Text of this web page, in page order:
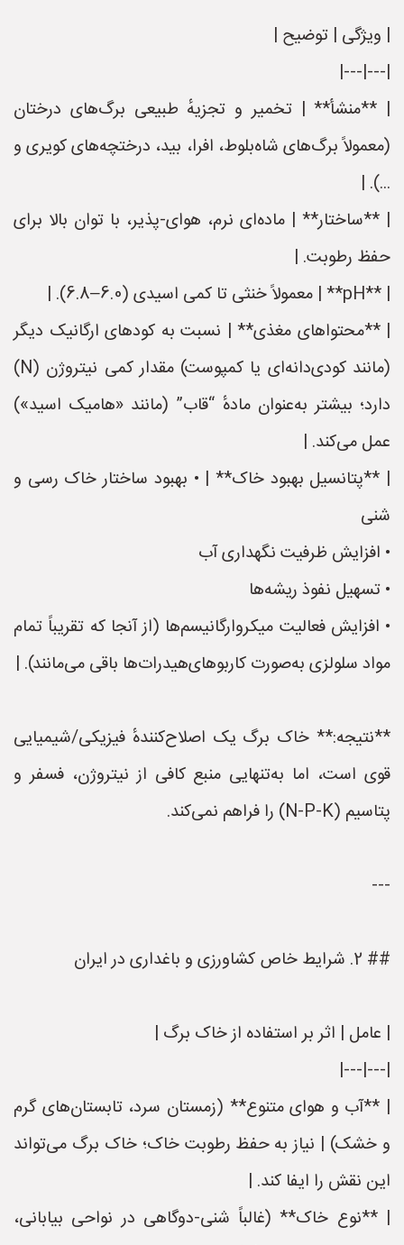
| ویژگی | توضیح |
|---|---|
| **منشأ** | تخمیر و تجزیهٔ طبیعی برگ‌های درختان
(معمولاً برگ‌های شاه‌بلوط، افرا، بید، درختچه‌های کویری و
...). |
| **ساختار** | ماده‌ای نرم، هوای‑پذیر، با توان بالا برای
حفظ رطوبت. |
| **pH** | معمولاً خنثی تا کمی اسیدی (6.0–6.8). |
| **محتواهای مغذی** | نسبت به کودهای ارگانیک دیگر
(مانند کودی‌دانه‌ای یا کمپوست) مقدار کمی نیتروژن (N)
دارد؛ بیشتر به‌عنوان مادهٔ “قاب” (مانند «هامیک اسید»)
عمل می‌کند. |
| **پتانسیل بهبود خاک** | • بهبود ساختار خاک رسی و
شنی
• افزایش ظرفیت نگهداری آب
• تسهیل نفوذ ریشه‌ها
• افزایش فعالیت میکروارگانیسم‌ها (از آنجا که تقریباً تمام
مواد سلولزی به‌صورت کاربوهای‌هیدرات‌ها باقی می‌مانند). |
**نتیجه:** خاک برگ یک اصلاح‌کنندهٔ فیزیکی/شیمیایی
قوی است، اما به‌تنهایی منبع کافی از نیتروژن، فسفر و
پتاسیم (N‑P‑K) را فراهم نمی‌کند.
---
## 2. شرایط خاص کشاورزی و باغداری در ایران
| عامل | اثر بر استفاده از خاک برگ |
|---|---|
| **آب و هوای متنوع** (زمستان سرد، تابستان‌های گرم
و خشک) | نیاز به حفظ رطوبت خاک؛ خاک برگ می‌تواند
این نقش را ایفا کند. |
| **نوع خاک** (غالباً شنی‑دوگاهی در نواحی بیابانی،